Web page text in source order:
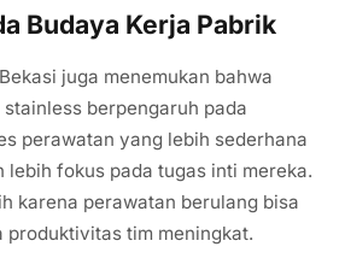
Budaya Kerja Pabrik
juga menemukan bahwa
berpengaruh pada
perawatan yang lebih sederhana
lebih fokus pada tugas inti mereka.
karena perawatan berulang bisa
produktivitas tim meningkat.